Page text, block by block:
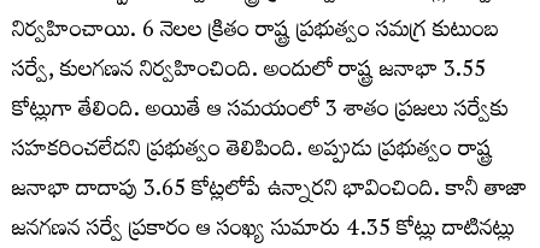
నిర్వహించాయి. 6 నెలల క్రితం రాష్ట్ర ప్రభుత్వం సమగ్ర కుటుంబ
సర్వే, కులగణన నిర్వహించింది. అందులో రాష్ట్ర జనాభా 3.55
కోట్లుగా తేలింది. అయితే ఆ సమయంలో 3 శాతం ప్రజలు సర్వేకు
సహకరించలేదని ప్రభుత్వం తెలిపింది. అప్పుడు ప్రభుత్వం రాష్ట్ర
జనాభా దాదాపు 3.65 కోట్లలోపే ఉన్నారని భావించింది. కానీ తాజా
జనగణన సర్వే ప్రకారం ఆ సంఖ్య సుమారు 4.35 కోట్లు దాటినట్లు